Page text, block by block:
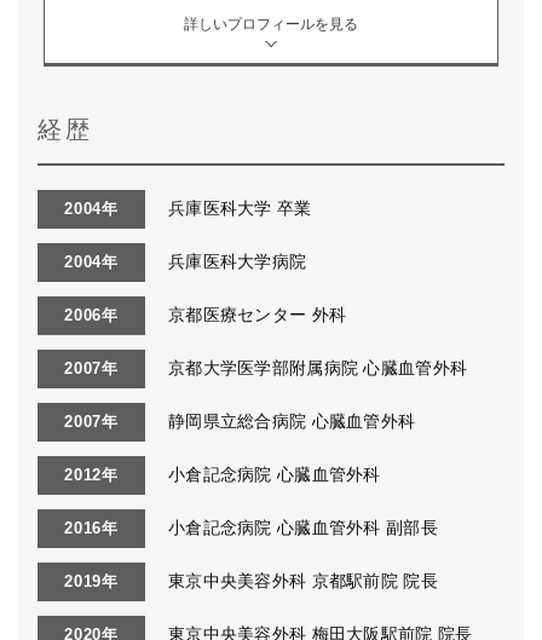
詳しいプロフィールを見る
経歴
2004年 兵庫医科大学 卒業
2004年 兵庫医科大学病院
2006年 京都医療センター 外科
2007年 京都大学医学部附属病院 心臓血管外科
2007年 静岡県立総合病院 心臓血管外科
2012年 小倉記念病院 心臓血管外科
2016年 小倉記念病院 心臓血管外科 副部長
2019年 東京中央美容外科 京都駅前院 院長
2020年 東京中央美容外科 梅田大阪駅前院 院長